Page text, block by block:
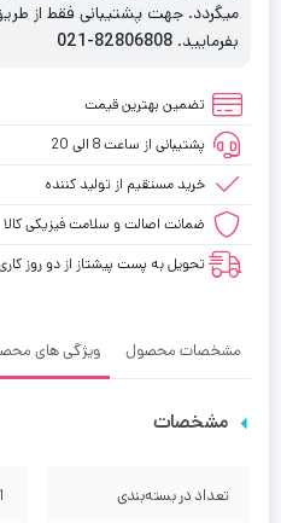
میگردد. جهت پشتیبانی فقط از
بفرمایید. 82806808-021
تضمین بهترین قیمت
پشتیبانی از ساعت 8 الی 20
خرید مستقیم از تولید کننده
ضمانت اصالت و سلامت فیزیکی کالا
تحویل به پست پیشتاز از دو روز
مشخصات محصول ویژگی های
مشخصات
تعداد در بسته‌بندی